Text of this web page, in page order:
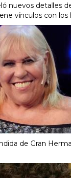
nuevos detalles
vínculos con los
de Gran